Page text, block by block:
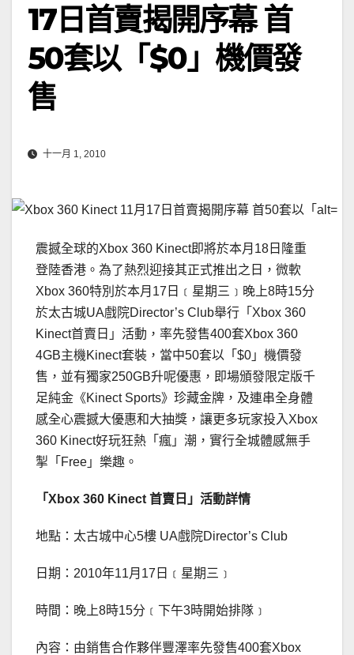
17日首賣揭開序幕 首
50套以「$0」機價發
售
十一月 1, 2010
震撼全球的Xbox 360 Kinect即將於本月18日隆重
登陸香港。為了熱烈迎接其正式推出之日，微軟
Xbox 360特別於本月17日﹝星期三﹞晚上8時15分
於太古城UA戲院Director’s Club舉行「Xbox 360
Kinect首賣日」活動，率先發售400套Xbox 360
4GB主機Kinect套裝，當中50套以「$0」機價發
售，並有獨家250GB升呢優惠，即場頒發限定版千
足純金《Kinect Sports》珍藏金牌，及連串全身體
感全心震撼大優惠和大抽獎，讓更多玩家投入Xbox
360 Kinect好玩狂熱「瘋」潮，實行全城體感無手
掣「Free」樂趣。
「Xbox 360 Kinect 首賣日」活動詳情
地點：太古城中心5樓 UA戲院Director’s Club
日期：2010年11月17日﹝星期三﹞
時間：晚上8時15分﹝下午3時開始排隊﹞
內容：由銷售合作夥伴豐澤率先發售400套Xbox